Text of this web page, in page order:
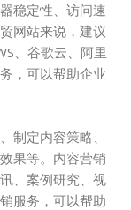
稳定性、访问速
网站来说，建议
、谷歌云、阿里
，可以帮助企业
制定内容策略、
果等。内容营销
、案例研究、视
服务，可以帮助